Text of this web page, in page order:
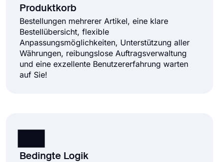
Produktkorb
Bestellungen mehrerer Artikel, eine klare
Bestellübersicht, flexible
Anpassungsmöglichkeiten, Unterstützung aller
Währungen, reibungslose Auftragsverwaltung
und eine exzellente Benutzererfahrung warten
auf Sie!
Bedingte Logik